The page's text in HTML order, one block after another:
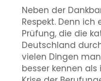
Neben der
Respekt. Denn
Prüfung, die die
Deutschland
vielen Dingen
besser kennen